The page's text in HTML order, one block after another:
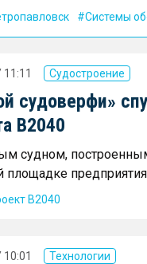
Системы
11:11 Судостроение
судоверфи»
В2040
судном,
площадке
В2040
10:01 Технологии